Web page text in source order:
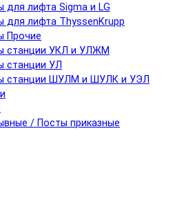
для лифта Sigma и LG
для лифта ThyssenKrupp
Прочие
станции УКЛ и УЛЖМ
станции УЛ
станции ШУЛМ и ШУЛК и УЭЛ
/ Посты приказные